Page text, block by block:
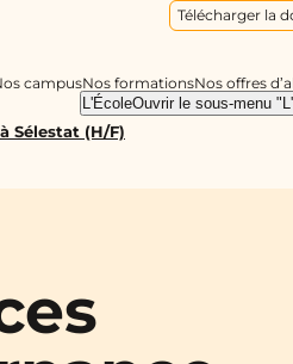
campusNos formationsNos offres
L'ÉcoleOuvrir le sous-menu
Télécharger la
Sélestat (H/F)